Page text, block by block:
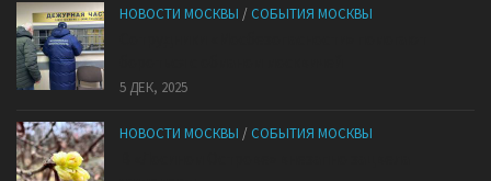
НОВОСТИ МОСКВЫ / СОБЫТИЯ МОСКВЫ
5 ДЕК, 2025
НОВОСТИ МОСКВЫ / СОБЫТИЯ МОСКВЫ